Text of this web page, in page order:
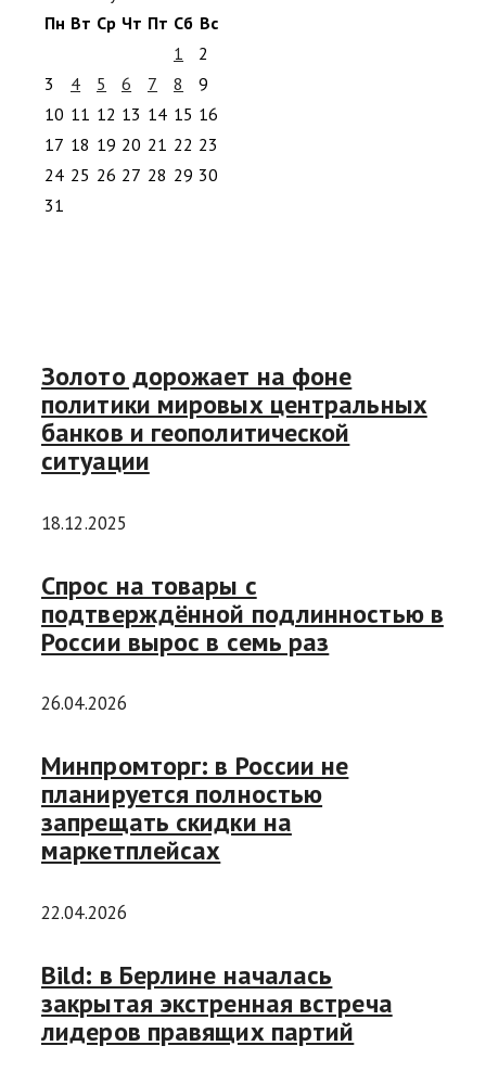
Пн Вт Ср Чт Пт Сб Вс
1
2
3
4 5 6 7 8
9
10 11 12 13 14 15 16
17 18 19 20 21 22 23
24 25 26 27 28 29 30
31
Золото дорожает на фоне
политики мировых центральных
банков и геополитической
ситуации
18.12.2025
Cпрос на товары с
подтверждённой подлинностью в
России вырос в семь раз
26.04.2026
Минпромторг: в России не
планируется полностью
запрещать скидки на
маркетплейсах
22.04.2026
Bild: в Берлине началась
закрытая экстренная встреча
лидеров правящих партий